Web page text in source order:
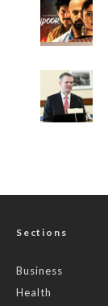
Sections
Business
Health